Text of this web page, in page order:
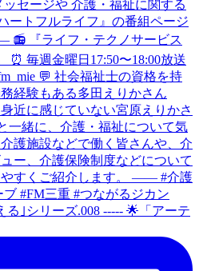
える｣シリーズ.008 ----- 🌟「アーテ